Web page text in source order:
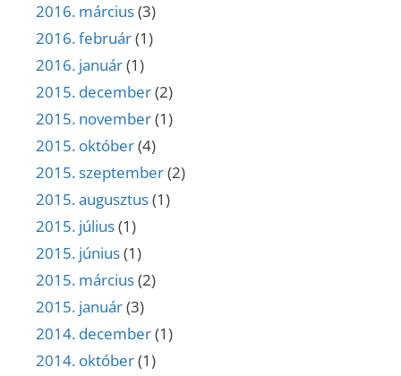
2016. március(3)
2016. február(1)
2016. január(1)
2015. december(2)
2015. november(1)
2015. október(4)
2015. szeptember(2)
2015. augusztus(1)
2015. július(1)
2015. június(1)
2015. március(2)
2015. január(3)
2014. december(1)
2014. október(1)